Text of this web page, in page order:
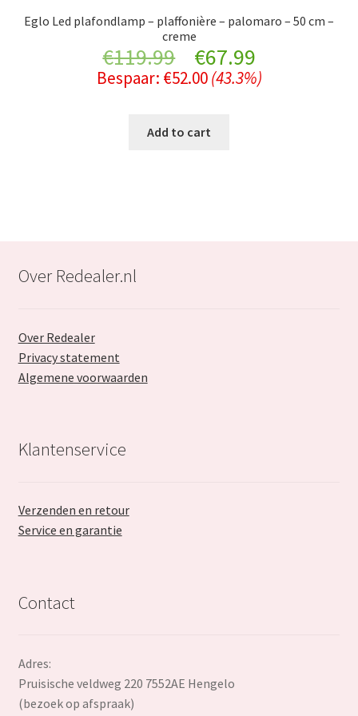
Eglo Led plafondlamp – plaffonière – palomaro – 50 cm –
creme
€119.99
Original
price
was:
€67.99Current
price
Bespaar: €52.00 (43.3%)
Add to cart
Over Redealer.nl
Over Redealer
Privacy statement
Algemene voorwaarden
Klantenservice
Verzenden en retour
Service en garantie
Contact
Adres:
Pruisische veldweg 220 7552AE Hengelo
(bezoek op afspraak)